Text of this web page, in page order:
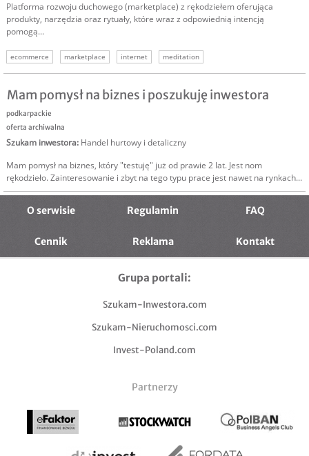
Platforma rozwoju duchowego (marketplace) z rękodziełem oferująca
produkty, narzędzia oraz rytuały, które wraz z odpowiednią intencją
pomogą...
ecommerce marketplace internet meditation
Mam pomysł na biznes i poszukuję inwestora
podkarpackie
oferta archiwalna
Szukam inwestora: Handel hurtowy i detaliczny
Mam pomysł na biznes, który "testuję" już od prawie 2 lat. Jest nom
rękodzieło. Zainteresowanie i zbyt na tego typu prace jest nawet na rynkach...
O serwisie Regulamin FAQ
Cennik Reklama Kontakt
Grupa portali:
Szukam-Inwestora.com
Szukam-Nieruchomosci.com
Invest-Poland.com
Partnerzy